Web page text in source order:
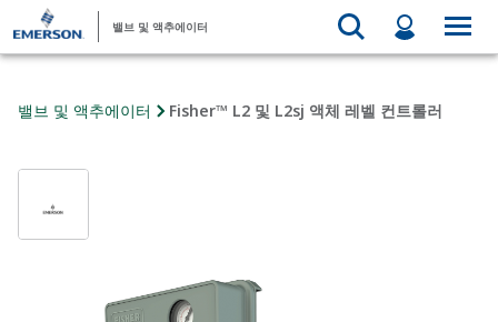
밸브 및 액추에이터
밸브 및 액추에이터 Fisher™ L2 및 L2sj 액체 레벨 컨트롤러